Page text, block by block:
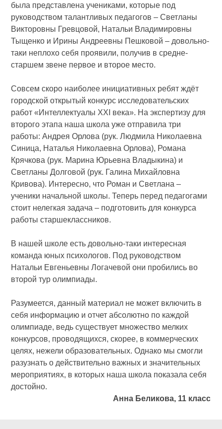
была представлена учениками, которые под
руководством талантливых педагогов – Светланы
Викторовны Гревцовой, Натальи Владимировны
Тыщенко и Ирины Андреевны Пешковой – довольно-
таки неплохо себя проявили, получив в средне-
старшем звене первое и второе место.
Совсем скоро наиболее инициативных ребят ждёт
городской открытый конкурс исследовательских
работ «Интеллектуалы XXI века». На экспертизу для
второго этапа наша школа уже отправила три
работы: Андрея Орлова (рук. Людмила Николаевна
Синица, Наталья Николаевна Орлова), Романа
Крячкова (рук. Марина Юрьевна Владыкина) и
Светланы Долговой (рук. Галина Михайловна
Кривова). Интересно, что Роман и Светлана –
ученики начальной школы. Теперь перед педагогами
стоит нелегкая задача – подготовить для конкурса
работы старшеклассников.
В нашей школе есть довольно-таки интересная
команда юных психологов. Под руководством
Натальи Евгеньевны Логачевой они пробились во
второй тур олимпиады.
Разумеется, данный материал не может включить в
себя информацию и отчет абсолютно по каждой
олимпиаде, ведь существует множество мелких
конкурсов, проводящихся, скорее, в коммерческих
целях, нежели образовательных. Однако мы смогли
разузнать о действительно важных и значительных
мероприятиях, в которых наша школа показала себя
достойно.
Анна Беликова, 11 класс